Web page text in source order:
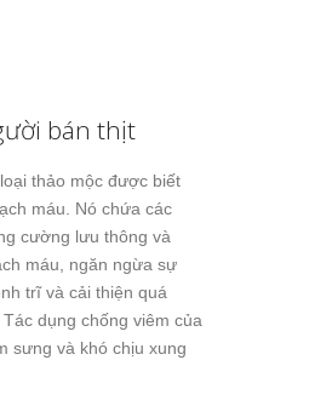
bán thịt
thảo mộc được biết
máu. Nó chứa các
cường lưu thông và
máu, ngăn ngừa sự
trĩ và cải thiện quá
dụng chống viêm của
sưng và khó chịu xung